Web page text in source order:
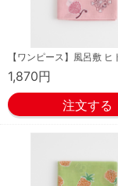
【ワンピース】風呂敷 ヒ
1,870円